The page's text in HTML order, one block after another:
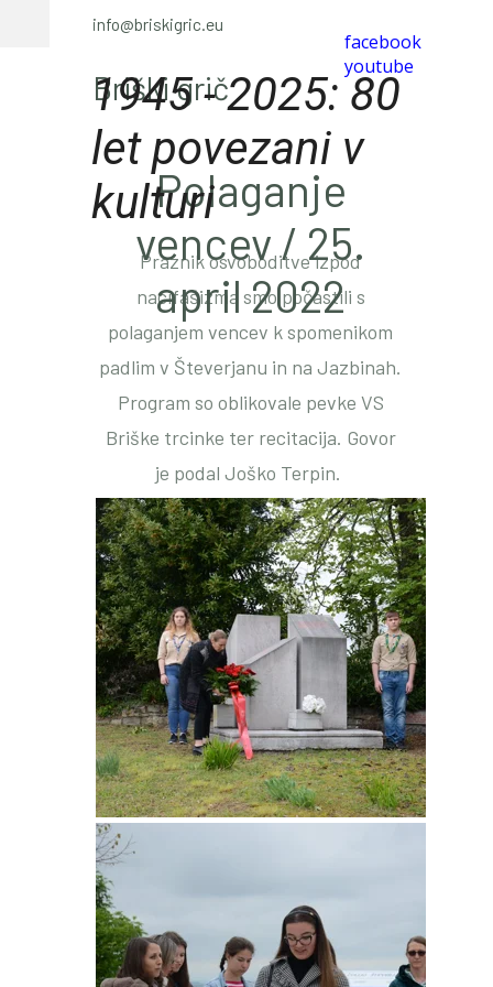
info@briskigric.eu
facebook
youtube
1945 - 2025: 80
let povezani v
kulturi
Briški grič
Polaganje
vencev / 25.
april 2022
Praznik osvoboditve izpod
nacifašizma smo počastili s
polaganjem vencev k spomenikom
padlim v Števerjanu in na Jazbinah.
Program so oblikovale pevke VS
Briške trcinke ter recitacija. Govor
je podal Joško Terpin.